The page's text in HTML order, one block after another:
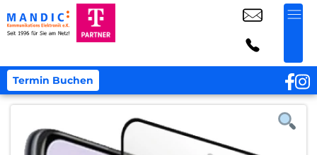
Termin Buchen